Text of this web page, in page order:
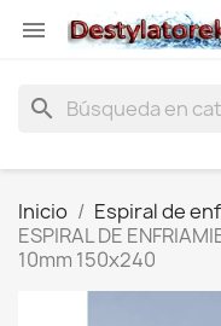

search
Inicio
Espiral de
ESPIRAL DE
10mm 150x240